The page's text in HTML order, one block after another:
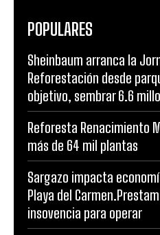
POPULARES
Sheinbaum arranca la
Reforestación desde
objetivo, sembrar 6.6
Reforesta Renacimiento
más de 64 mil plantas
Sargazo impacta
Playa del
insovencia para operar